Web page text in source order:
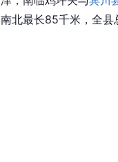
南北最长85千米，全